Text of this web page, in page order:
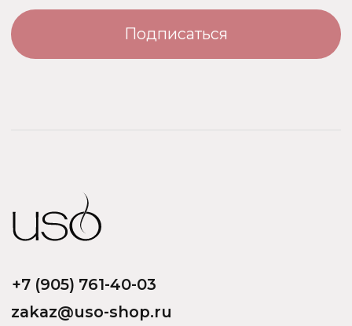
ООО «Парфюм Элит»
Адрес: 109518, Москва, Грайвороновская 23, оф.613
ИНН/КПП: 7730708832/ 772201001
ОГРН: 1147746746531